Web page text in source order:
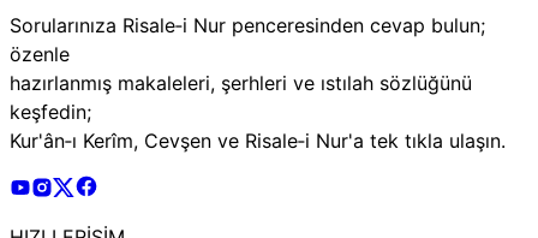
Sorularınıza Risale‑i Nur penceresinden cevap bulun;
özenle
hazırlanmış makaleleri, şerhleri ve ıstılah sözlüğünü
keşfedin;
Kur'ân‑ı Kerîm, Cevşen ve Risale‑i Nur'a tek tıkla ulaşın.
Risale Online Youtube Hesabı
Risale Online Instagram Hesabı
Risale Online X Hesabı